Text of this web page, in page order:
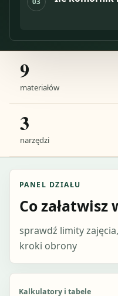
9
materiałów
3
narzędzi
PANEL DZIAŁU
Co
sprawdź limity
kroki obrony
Kalkulatory i tabele